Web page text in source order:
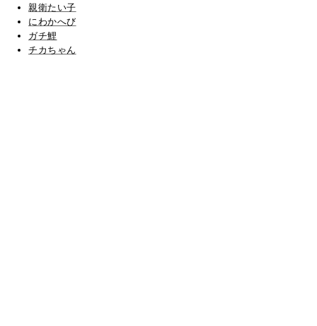
親衛たい子
にわかへび
ガチ鯉
チカちゃん